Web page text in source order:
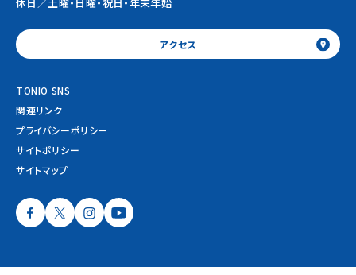
休日／土曜・日曜・祝日・年末年始
アクセス
TONIO SNS
関連リンク
プライバシーポリシー
サイトポリシー
サイトマップ